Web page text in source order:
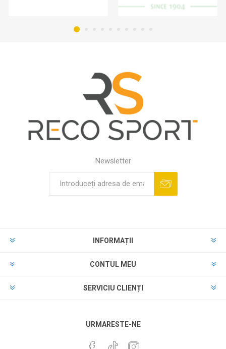
Newsletter
INFORMAȚII
CONTUL MEU
SERVICIU CLIENȚI
URMARESTE-NE